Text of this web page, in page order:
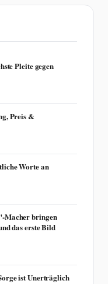
Pleite gegen
Preis &
Worte an
bringen
das erste Bild
ist Unerträglich